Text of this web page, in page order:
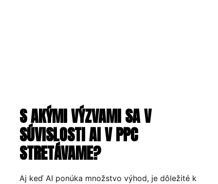
S AKÝMI VÝZVAMI SA V
SÚVISLOSTI AI V PPC
STRETÁVAME?
Aj keď AI ponúka množstvo výhod, je dôležité k